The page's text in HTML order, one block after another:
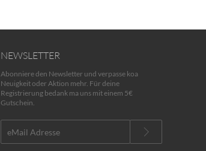
NEWSLETTER
Abonniere den Newsletter und verpasse koa
Neuigkeit oder Aktion mehr. Für deine
Registrierung bedank ma uns mit einem 5€
Gutschein.